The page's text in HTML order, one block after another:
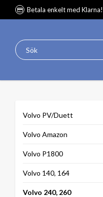
Betala enkelt med Klarna!
Volvo PV/Duett
Volvo Amazon
Volvo P1800
Volvo 140, 164
Volvo 240, 260